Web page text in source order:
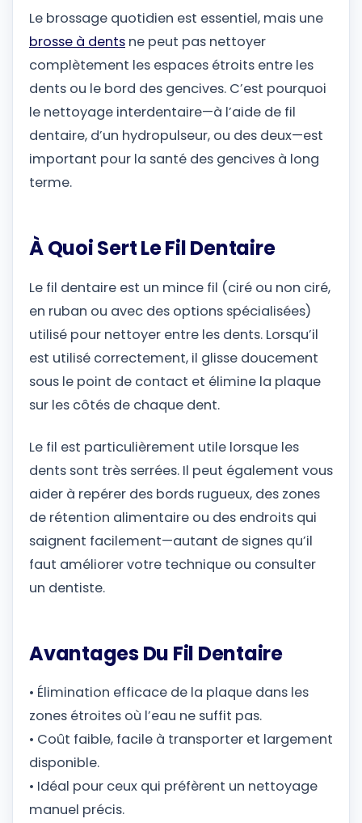
Le brossage quotidien est essentiel, mais une
brosse à dents ne peut pas nettoyer
complètement les espaces étroits entre les
dents ou le bord des gencives. C’est pourquoi
le nettoyage interdentaire—à l’aide de fil
dentaire, d’un hydropulseur, ou des deux—est
important pour la santé des gencives à long
terme.
À Quoi Sert Le Fil Dentaire
Le fil dentaire est un mince fil (ciré ou non ciré,
en ruban ou avec des options spécialisées)
utilisé pour nettoyer entre les dents. Lorsqu’il
est utilisé correctement, il glisse doucement
sous le point de contact et élimine la plaque
sur les côtés de chaque dent.
Le fil est particulièrement utile lorsque les
dents sont très serrées. Il peut également vous
aider à repérer des bords rugueux, des zones
de rétention alimentaire ou des endroits qui
saignent facilement—autant de signes qu’il
faut améliorer votre technique ou consulter
un dentiste.
Avantages Du Fil Dentaire
• Élimination efficace de la plaque dans les
zones étroites où l’eau ne suffit pas.
• Coût faible, facile à transporter et largement
disponible.
• Idéal pour ceux qui préfèrent un nettoyage
manuel précis.